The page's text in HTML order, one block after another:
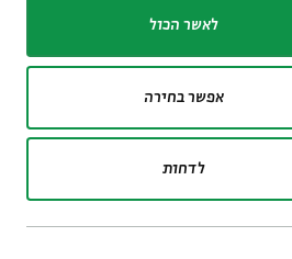
לאשר הכול
אפשר בחירה
לדחות